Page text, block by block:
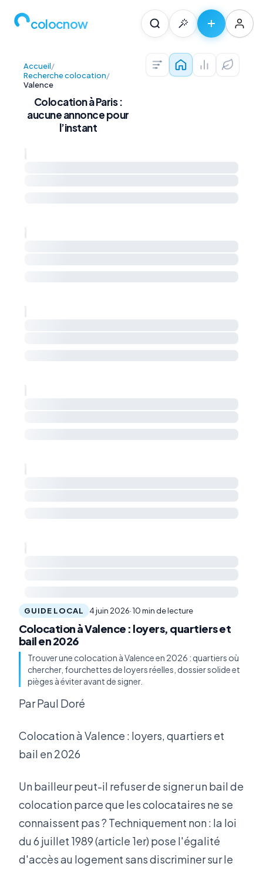
colocnow
Colocations —
Prix au m² et
Accueil/
Recherche colocation/
Valence
Colocation à Paris :
aucune annonce pour
l’instant
GUIDE LOCAL 4 juin 2026· 10 min de lecture
Colocation à Valence : loyers, quartiers et
bail en 2026
Trouver une colocation à Valence en 2026 : quartiers où
chercher, fourchettes de loyers réelles, dossier solide et
pièges à éviter avant de signer.
Par Paul Doré
Colocation à Valence : loyers, quartiers et
bail en 2026
Un bailleur peut-il refuser de signer un bail de
colocation parce que les colocataires ne se
connaissent pas ? Techniquement non : la loi
du 6 juillet 1989 (article 1er) pose l'égalité
d'accès au logement sans discriminer sur le